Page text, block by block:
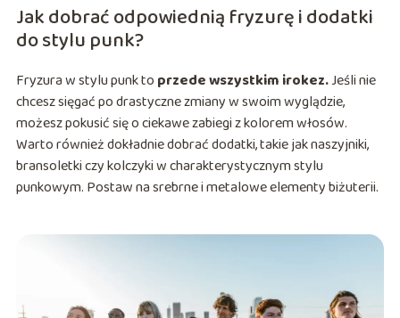
Jak dobrać odpowiednią fryzurę i dodatki
do stylu punk?
Fryzura w stylu punk to przede wszystkim irokez.Jeśli nie
chcesz sięgać po drastyczne zmiany w swoim wyglądzie,
możesz pokusić się o ciekawe zabiegi z kolorem włosów.
Warto również dokładnie dobrać dodatki, takie jak naszyjniki,
bransoletki czy kolczyki w charakterystycznym stylu
punkowym. Postaw na srebrne i metalowe elementy biżuterii.